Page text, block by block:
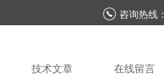
咨询热线：
技术文章 在线留言